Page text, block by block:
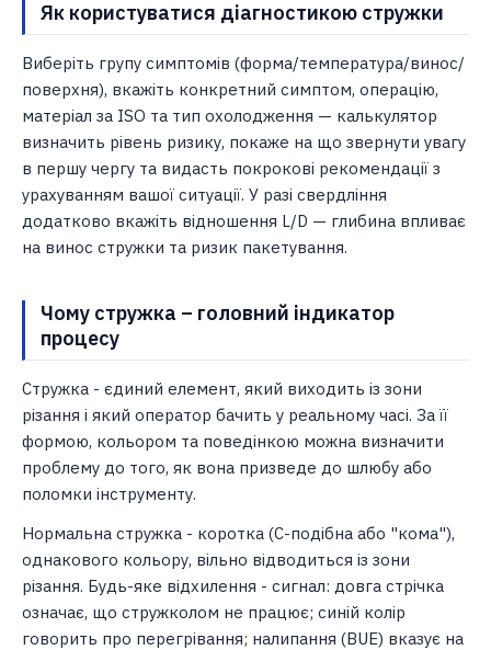
Як користуватися діагностикою стружки
Виберіть групу симптомів (форма/температура/винос/
поверхня), вкажіть конкретний симптом, операцію,
матеріал за ISO та тип охолодження — калькулятор
визначить рівень ризику, покаже на що звернути увагу
в першу чергу та видасть покрокові рекомендації з
урахуванням вашої ситуації. У разі свердління
додатково вкажіть відношення L/D — глибина впливає
на винос стружки та ризик пакетування.
Чому стружка – головний індикатор
процесу
Стружка - єдиний елемент, який виходить із зони
різання і який оператор бачить у реальному часі. За її
формою, кольором та поведінкою можна визначити
проблему до того, як вона призведе до шлюбу або
поломки інструменту.
Нормальна стружка - коротка (C-подібна або "кома"),
однакового кольору, вільно відводиться із зони
різання. Будь-яке відхилення - сигнал: довга стрічка
означає, що стружколом не працює; синій колір
говорить про перегрівання; налипання (BUE) вказує на